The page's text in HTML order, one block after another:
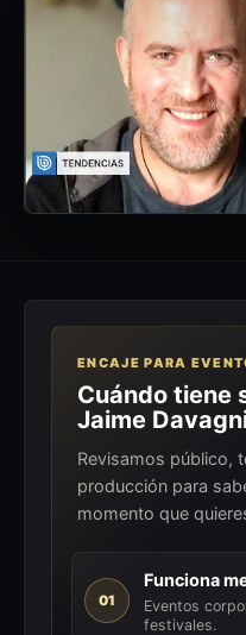
ENCAJE PARA
Cuándo tiene
Jaime
Revisamos público,
producción para
momento que
01
Funciona
Eventos
festivales.